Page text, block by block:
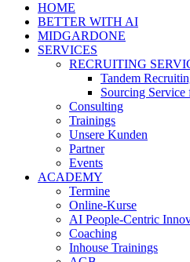
HOME
BETTER WITH AI
MIDGARDONE
SERVICES
RECRUITING
Tandem
Sourcing Service
Consulting
Trainings
Unsere Kunden
Partner
Events
ACADEMY
Termine
Online-Kurse
AI People-Centric
Coaching
Inhouse Trainings